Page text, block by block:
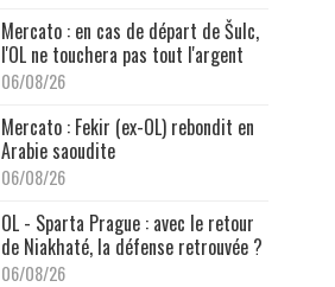
Mercato : en cas de départ de Šulc,
l'OL ne touchera pas tout l'argent
06/08/26
Mercato : Fekir (ex-OL) rebondit en
Arabie saoudite
06/08/26
OL - Sparta Prague : avec le retour
de Niakhaté, la défense retrouvée ?
06/08/26